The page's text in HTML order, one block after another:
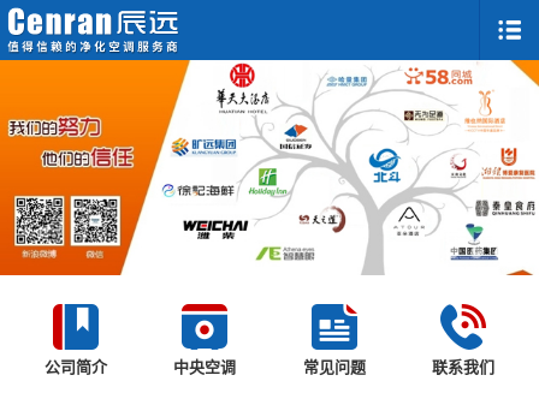
公司简介 中央空调 常见问题 联系我们